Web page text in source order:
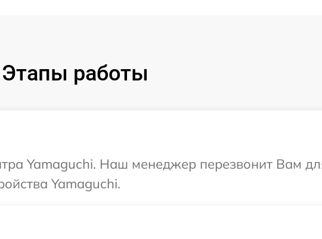
Этапы работы
Yamaguchi. Наш менеджер перезвонит Вам
Yamaguchi.